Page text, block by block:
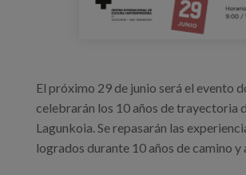
El próximo 29 de junio será el evento
celebrarán los 10 años de trayectoria
Lagunkoia. Se repasarán las
logrados durante 10 años de camino